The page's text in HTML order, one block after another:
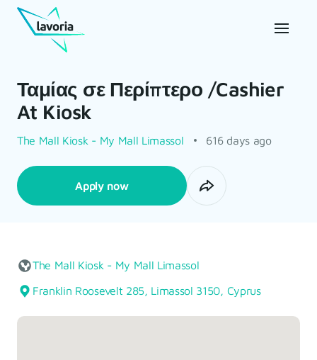
Ταμίας σε Περίπτερο /Cashier
At Kiosk
The Mall Kiosk - My Mall Limassol 616 days ago
Apply now
The Mall Kiosk - My Mall Limassol
Franklin Roosevelt 285, Limassol 3150, Cyprus